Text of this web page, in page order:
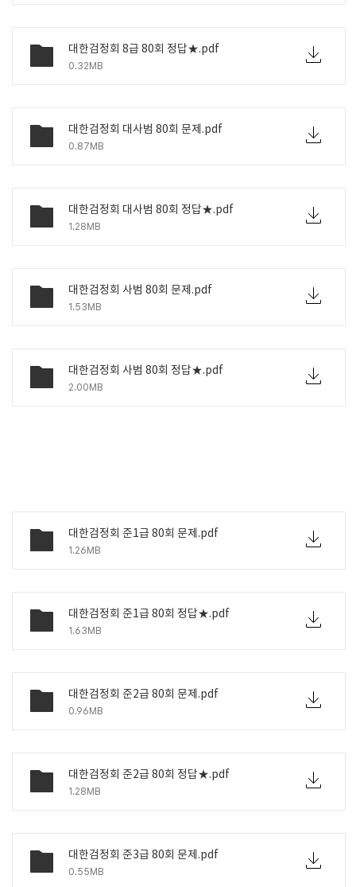
대한검정회 8급 80회 정답★.pdf
0.32MB
대한검정회 대사범 80회 문제.pdf
0.87MB
대한검정회 대사범 80회 정답★.pdf
1.28MB
대한검정회 사범 80회 문제.pdf
1.53MB
대한검정회 사범 80회 정답★.pdf
2.00MB
대한검정회 준1급 80회 문제.pdf
1.26MB
대한검정회 준1급 80회 정답★.pdf
1.63MB
대한검정회 준2급 80회 문제.pdf
0.96MB
대한검정회 준2급 80회 정답★.pdf
1.28MB
대한검정회 준3급 80회 문제.pdf
0.55MB